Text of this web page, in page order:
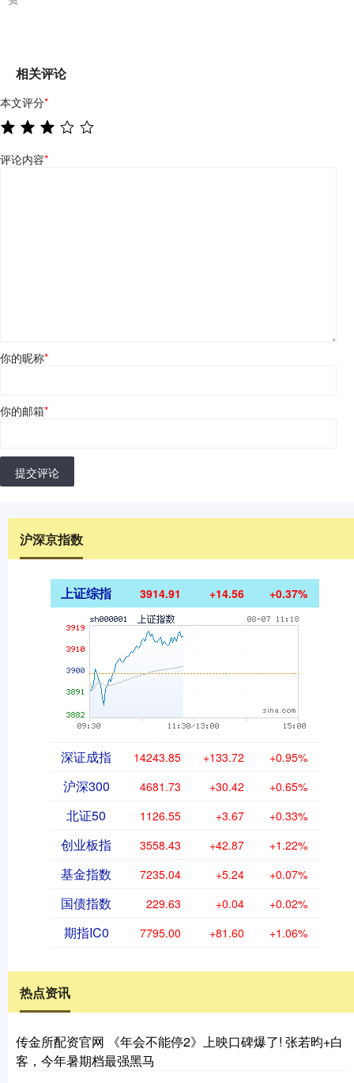
相关评论
本文评分*
评论内容*
你的昵称*
你的邮箱*
提交评论
沪深京指数
上证综指 3914.91 +14.56 +0.37%
深证成指 14243.85 +133.72 +0.95%
沪深300 4681.73 +30.42 +0.65%
北证50 1126.55 +3.67 +0.33%
创业板指 3558.43 +42.87 +1.22%
基金指数 7235.04 +5.24 +0.07%
国债指数 229.63 +0.04 +0.02%
期指IC0 7795.00 +81.60 +1.06%
热点资讯
传金所配资官网 《年会不能停2》上映口碑爆了! 张若昀+白
客，今年暑期档最强黑马